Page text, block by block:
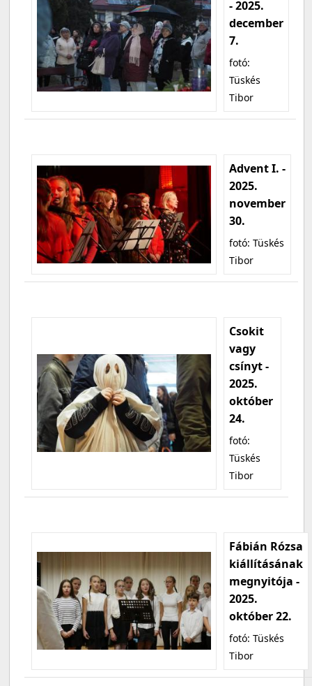
- 2025.
december
7.
fotó:
Tüskés
Tibor
Advent I. -
2025.
november
30.
fotó: Tüskés
Tibor
Csokit
vagy
csínyt -
2025.
október
24.
fotó:
Tüskés
Tibor
Fábián Rózsa
kiállításának
megnyitója -
2025.
október 22.
fotó: Tüskés
Tibor